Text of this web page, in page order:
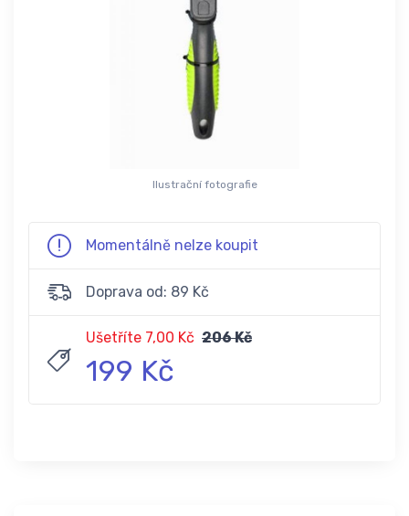
Ilustrační fotografie
Momentálně nelze koupit
Doprava od: 89 Kč
Ušetříte 7,00 Kč 206 Kč
199 Kč